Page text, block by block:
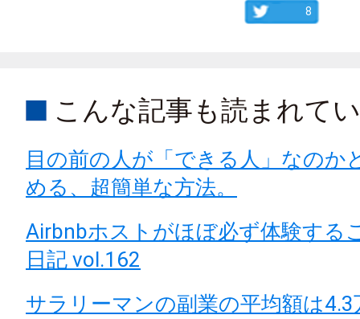
8
こんな記事も読まれて
目の前の人が「できる人」なのか
める、超簡単な方法。
Airbnbホストがほぼ必ず体験す
日記 vol.162
サラリーマンの副業の平均額は4.3